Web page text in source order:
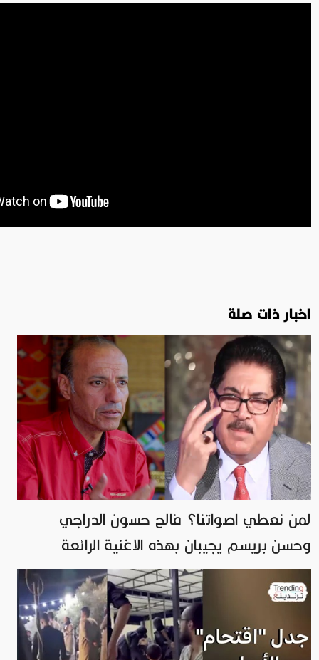
اخبار ذات صلة
لمن نعطي اصواتنا؟ فالح حسون الدراجي
وحسن بريسم يجيبان بهذه الاغنية الرائعة